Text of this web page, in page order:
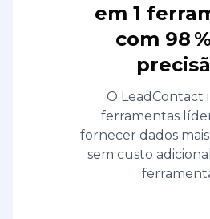
em 1
com 98
O LeadContact
ferramentas
fornecer dados
sem custo